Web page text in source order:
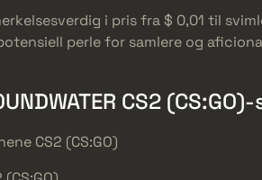
i pris fra $ 0,01 til
perle for samlere og
CS2
CS2 (CS:GO)